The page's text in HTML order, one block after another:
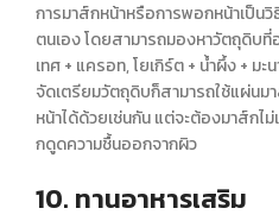
การมาส์กหน้าหรือการพอกหน้าเป็นวิ
ตนเอง โดยสามารถมองหาวัตถุดิบที่
เทศ + แครอท, โยเกิร์ต + น้ำผึ้ง + ม
จัดเตรียมวัตถุดิบก็สามารถใช้แผ่นม
หน้าได้ด้วยเช่นกัน แต่จะต้องมาส์กไ
กดูดความชื้นออกจากผิว
10. ทานอาหารเสริม